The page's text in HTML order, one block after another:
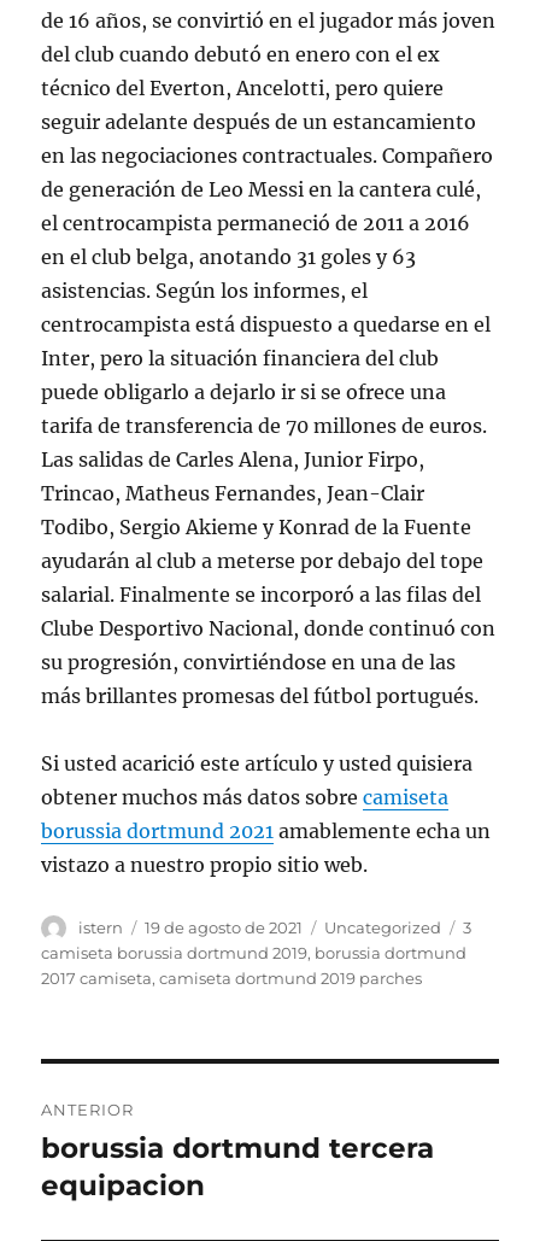
de 16 años, se convirtió en el jugador más joven
del club cuando debutó en enero con el ex
técnico del Everton, Ancelotti, pero quiere
seguir adelante después de un estancamiento
en las negociaciones contractuales. Compañero
de generación de Leo Messi en la cantera culé,
el centrocampista permaneció de 2011 a 2016
en el club belga, anotando 31 goles y 63
asistencias. Según los informes, el
centrocampista está dispuesto a quedarse en el
Inter, pero la situación financiera del club
puede obligarlo a dejarlo ir si se ofrece una
tarifa de transferencia de 70 millones de euros.
Las salidas de Carles Alena, Junior Firpo,
Trincao, Matheus Fernandes, Jean-Clair
Todibo, Sergio Akieme y Konrad de la Fuente
ayudarán al club a meterse por debajo del tope
salarial. Finalmente se incorporó a las filas del
Clube Desportivo Nacional, donde continuó con
su progresión, convirtiéndose en una de las
más brillantes promesas del fútbol portugués.
Si usted acarició este artículo y usted quisiera
obtener muchos más datos sobrecamiseta
borussia dortmund 2021 amablemente echa un
vistazo a nuestro propio sitio web.
Autor
istern
Publicado
el
19 de agosto de 2021 Categorías
Uncategorized Etiquetas
3
camiseta borussia dortmund 2019, borussia dortmund
2017 camiseta,camiseta dortmund 2019 parches
de
entradas
ANTERIOR
Entrada
anterior:
borussia dortmund tercera
equipacion